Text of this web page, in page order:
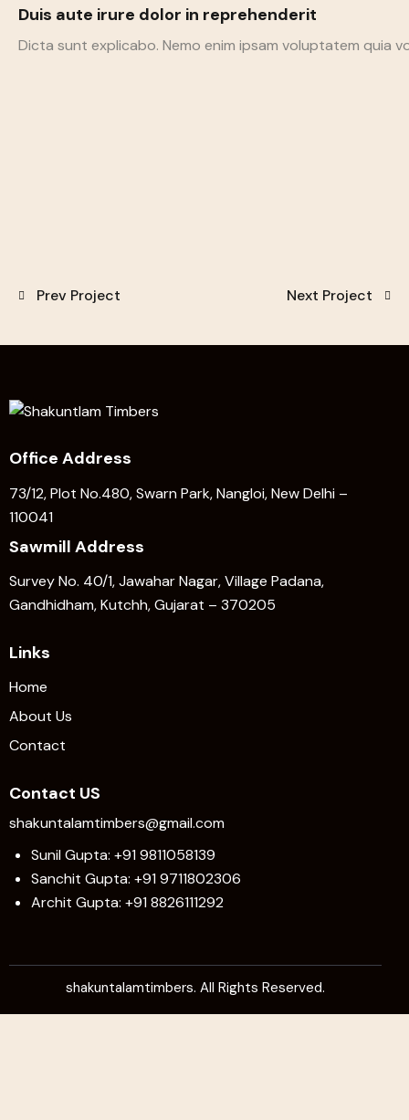
Duis aute irure dolor in reprehenderit
Dicta sunt explicabo. Nemo enim ipsam voluptatem
Prev Project Next Project
Office Address
73/12, Plot No.480, Swarn Park, Nangloi, New Delhi –
110041
Sawmill Address
Survey No. 40/1, Jawahar Nagar, Village Padana,
Gandhidham, Kutchh, Gujarat – 370205
Links
Home
About Us
Contact
Contact US
shakuntalamtimbers@gmail.com
Sunil Gupta: +91 9811058139
Sanchit Gupta: +91 9711802306
Archit Gupta: +91 8826111292
shakuntalamtimbers. All Rights Reserved.